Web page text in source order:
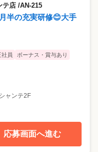
店 /AN-215
半の充実研修😊大手
社員
ボーナス・賞与あり
ャンテ2F
応募画面へ進む